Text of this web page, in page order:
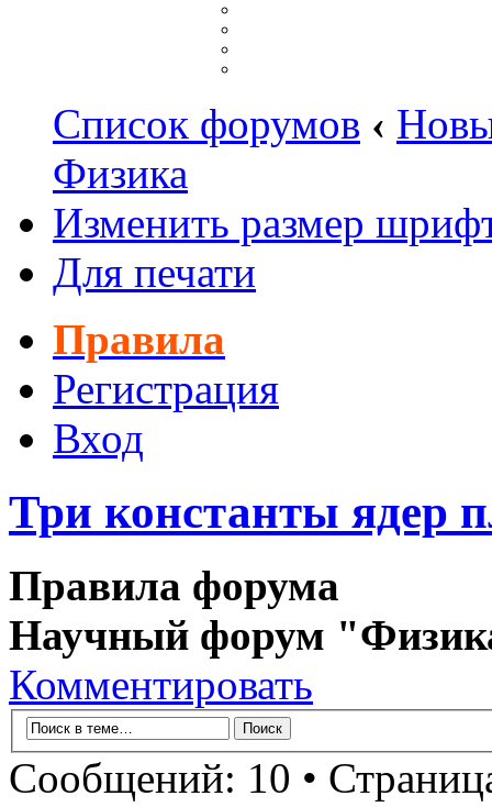
Список форумов ‹
Физика
Изменить размер
Для печати
Правила
Регистрация
Вход
Три константы ядер
Правила форума
Научный форум
Комментировать
Сообщений: 10 •